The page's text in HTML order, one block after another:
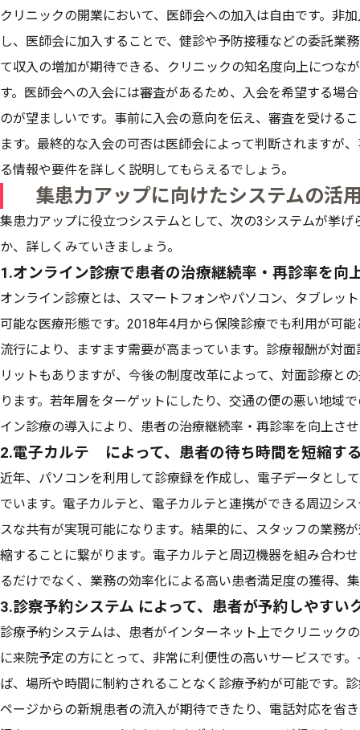
クリニックの開業において、医師会への加入は自由です。非
し、医師会に加入することで、健診や予防接種などの委託業
て収入の増加が期待できる、クリニックの知名度向上につな
す。医師会への入会には審査があるため、入会を希望する場
のが望ましいです。事前に入会の意向を伝え、審査を受ける
ます。最終的な入会の可否は医師会によって判断されますが
る情報や要件を詳しく説明してもらえるでしょう。
集患力アップに向けたシステムの活
集患力アップに役立つシステムとして、次の3システムが挙
か、詳しくみていきましょう。
1.オンライン診療で患者の治療継続率・再診率を向
オンライン診療とは、スマートフォンやパソコン、タブレッ
可能な医療形態です。2018年4月から保険診療でも利用が可
流行により、ますます需要が高まっています。診療報酬が対
リットもありますが、今後の制度改革によって、対面診療と
ります。若年層をターゲットにしたり、交通の便の悪い地域
イン診療の導入により、患者の治療継続率・再診率を向上さ
2.電子カルテ によって、患者の待ち時間を短縮す
近年、パソコンを利用して診療録を作成し、電子データとし
でいます。電子カルテと、電子カルテと連携ができる周辺シ
スな共有が実現可能になります。結果的に、スタッフの業務
縮することに繋がります。電子カルテと周辺機器を組み合わ
るだけでなく、業務の効率化による高い患者満足度の獲得、
3.診察予約システム によって、患者が予約しやすい
診療予約システムは、患者がインターネット上でクリニック
に来院予定の方にとって、非常に利便性の高いサービスです
ば、場所や時間に制約されることなく診療予約が可能です。
ページからの新規患者の流入が期待できたり、電話対応を省